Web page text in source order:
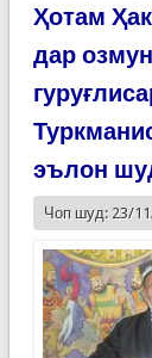
Ҳотам
дар
эълон
Чоп шуд: 23/